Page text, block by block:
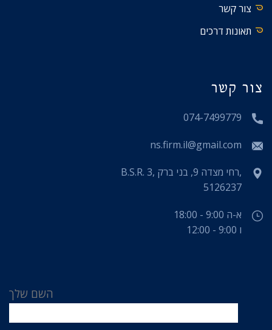
צור קשר
תאונות דרכים
צור קשר
074-7499779
ns.firm.il@gmail.com
B.S.R. 3, רחי מצדה 9, בני ברק,
5126237
א-ה 9:00 - 18:00
ו 9:00 - 12:00
השם שלך